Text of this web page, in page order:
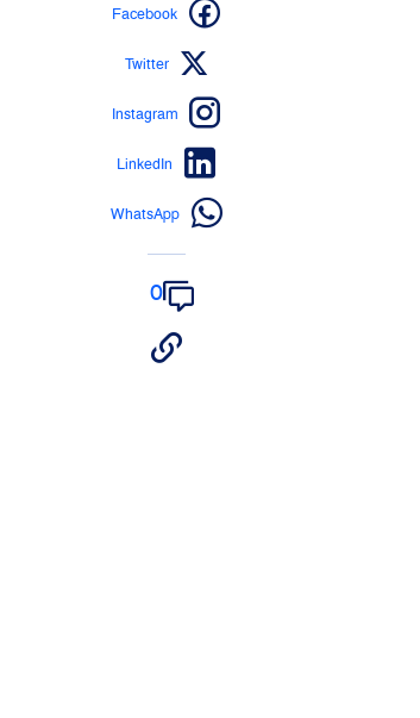
Facebook
Twitter
Instagram
LinkedIn
WhatsApp
0